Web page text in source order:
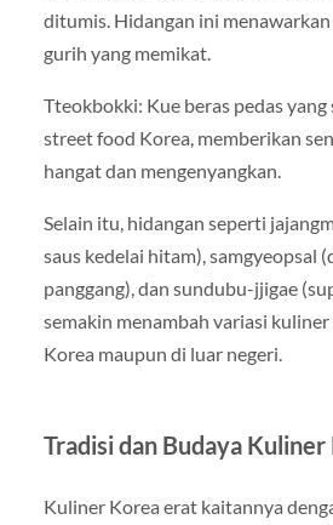
ditumis. Hidangan ini menawarkan
gurih yang memikat.
Tteokbokki: Kue beras pedas
street food Korea, memberikan
hangat dan mengenyangkan.
Selain itu, hidangan seperti
saus kedelai hitam), samgyeopsal
panggang), dan sundubu-jjigae
semakin menambah variasi
Korea maupun di luar negeri.
Tradisi dan Budaya Kuliner
Kuliner Korea erat kaitannya